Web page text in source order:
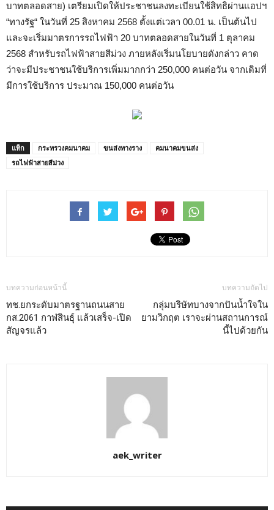
บาทตลอดสาย) เตรียมเปิดให้ประชาชนลงทะเบียนใช้สิทธิผ่านแอปฯ
“ทางรัฐ“ ในวันที่ 25 สิงหาคม 2568 ตั้งแต่เวลา 00.01 น. เป็นต้นไป
และจะเริ่มมาตรการรถไฟฟ้า 20 บาทตลอดสายในวันที่ 1 ตุลาคม
2568 สำหรับรถไฟฟ้าสายสีม่วง ภายหลังเริ่มนโยบายดังกล่าว คาด
ว่าจะมีประชาชนใช้บริการเพิ่มมากกว่า 250,000 คนต่อวัน จากเดิมที่
มีการใช้บริการ ประมาณ 150,000 คนต่อวัน
แท็ก กระทรวงคมนาคม ขนส่งทางราง
คมนาคมขนส่ง
รถไฟฟ้าสายสีม่วง
บทความก่อนหน้านี้
ทช.ยกระดับมาตรฐานถนนสาย
กส.2061 กาฬสินธุ์ แล้วเสร็จ-เปิด
สัญจรแล้ว
บทความถัดไป
กลุ่มบริษัทบางจากปันน้ำใจใน
ยามวิกฤต เราจะผ่านสถานการณ์
นี้ไปด้วยกัน
aek_writer